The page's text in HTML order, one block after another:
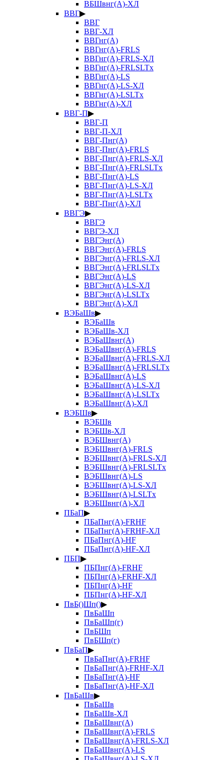
ВБШвнг(А)-ХЛ
ВВГ▶
ВВГ
ВВГ-ХЛ
ВВГнг(А)
ВВГнг(А)-FRLS
ВВГнг(А)-FRLS-ХЛ
ВВГнг(А)-FRLSLTx
ВВГнг(А)-LS
ВВГнг(А)-LS-ХЛ
ВВГнг(А)-LSLTx
ВВГнг(А)-ХЛ
ВВГ-П▶
ВВГ-П
ВВГ-П-ХЛ
ВВГ-Пнг(А)
ВВГ-Пнг(А)-FRLS
ВВГ-Пнг(А)-FRLS-ХЛ
ВВГ-Пнг(А)-FRLSLTx
ВВГ-Пнг(А)-LS
ВВГ-Пнг(А)-LS-ХЛ
ВВГ-Пнг(А)-LSLTx
ВВГ-Пнг(А)-ХЛ
ВВГЭ▶
ВВГЭ
ВВГЭ-ХЛ
ВВГЭнг(А)
ВВГЭнг(А)-FRLS
ВВГЭнг(А)-FRLS-ХЛ
ВВГЭнг(А)-FRLSLTx
ВВГЭнг(А)-LS
ВВГЭнг(А)-LS-ХЛ
ВВГЭнг(А)-LSLTx
ВВГЭнг(А)-ХЛ
ВЭБаШв▶
ВЭБаШв
ВЭБаШв-ХЛ
ВЭБаШвнг(А)
ВЭБаШвнг(А)-FRLS
ВЭБаШвнг(А)-FRLS-ХЛ
ВЭБаШвнг(А)-FRLSLTx
ВЭБаШвнг(А)-LS
ВЭБаШвнг(А)-LS-ХЛ
ВЭБаШвнг(А)-LSLTx
ВЭБаШвнг(А)-ХЛ
ВЭБШв▶
ВЭБШв
ВЭБШв-ХЛ
ВЭБШвнг(А)
ВЭБШвнг(А)-FRLS
ВЭБШвнг(А)-FRLS-ХЛ
ВЭБШвнг(А)-FRLSLTx
ВЭБШвнг(А)-LS
ВЭБШвнг(А)-LS-ХЛ
ВЭБШвнг(А)-LSLTx
ВЭБШвнг(А)-ХЛ
ПБаП▶
ПБаПнг(А)-FRHF
ПБаПнг(А)-FRHF-ХЛ
ПБаПнг(А)-HF
ПБаПнг(А)-HF-ХЛ
ПБП▶
ПБПнг(А)-FRHF
ПБПнг(А)-FRHF-ХЛ
ПБПнг(А)-HF
ПБПнг(А)-HF-ХЛ
ПвБ()Шп()▶
ПвБаШп
ПвБаШп(г)
ПвБШп
ПвБШп(г)
ПвБаП▶
ПвБаПнг(А)-FRHF
ПвБаПнг(А)-FRHF-ХЛ
ПвБаПнг(А)-HF
ПвБаПнг(А)-HF-ХЛ
ПвБаШв▶
ПвБаШв
ПвБаШв-ХЛ
ПвБаШвнг(А)
ПвБаШвнг(А)-FRLS
ПвБаШвнг(А)-FRLS-ХЛ
ПвБаШвнг(А)-LS